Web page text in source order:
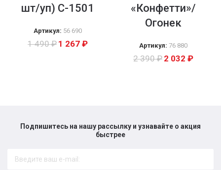
шт/уп) С-1501
Артикул: 56 690
1 490₽ 1 267 ₽
«Конфетти»/
Огонек
Артикул: 76 880
2 390₽ 2 032 ₽
Подпишитесь на нашу рассылку и узнавайте о акция
быстрее​